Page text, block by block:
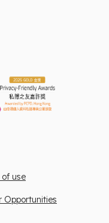
of use
Opportunities